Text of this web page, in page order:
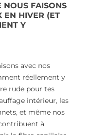
NOUS FAISONS
EN HIVER (ET
Y
avec nos
réellement y
rude pour tes
intérieur, les
et même nos
à